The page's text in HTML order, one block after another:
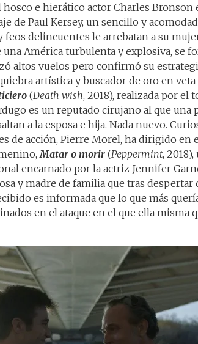
e hierático actor Charles Bronson
de Paul Kersey, un sencillo y
feos delincuentes le arrebatan a su
América turbulenta y explosiva, se
altos vuelos pero confirmó su
artística y buscador de oro en veta
(Death wish, 2018), realizada por el
es un reputado cirujano al que una
a la esposa e hija. Nada nuevo.
de acción, Pierre Morel, ha dirigido en
Matar o morir (Peppermint,
encarnado por la actriz Jennifer
y madre de familia que tras despertar
es informada que lo que más
en el ataque en el que ella misma